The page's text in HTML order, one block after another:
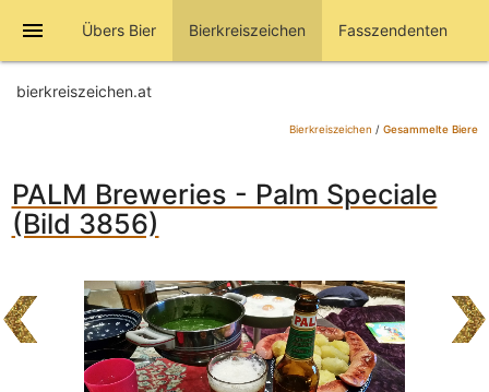
menu Übers Bier Bierkreiszeichen Fasszendenten
bierkreiszeichen.at
Bierkreiszeichen / Gesammelte Biere
PALM Breweries - Palm Speciale
(Bild 3856)